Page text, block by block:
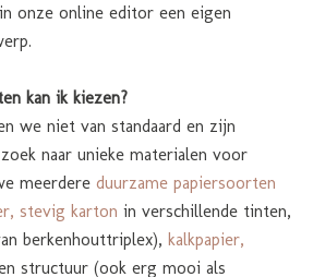
onze online editor een eigen
kan ik kiezen?
we niet van standaard en zijn
naar unieke materialen voor
meerdere duurzame papiersoorten
, stevig karton in verschillende tinten,
berkenhouttriplex), kalkpapier,
structuur (ook erg mooi als